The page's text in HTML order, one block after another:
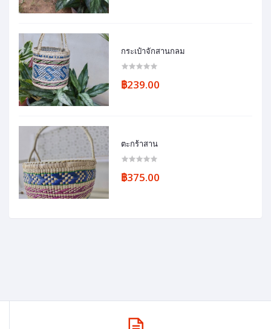
กระเป๋าจักสานกลม
฿239.00
ตะกร้าสาน
฿375.00